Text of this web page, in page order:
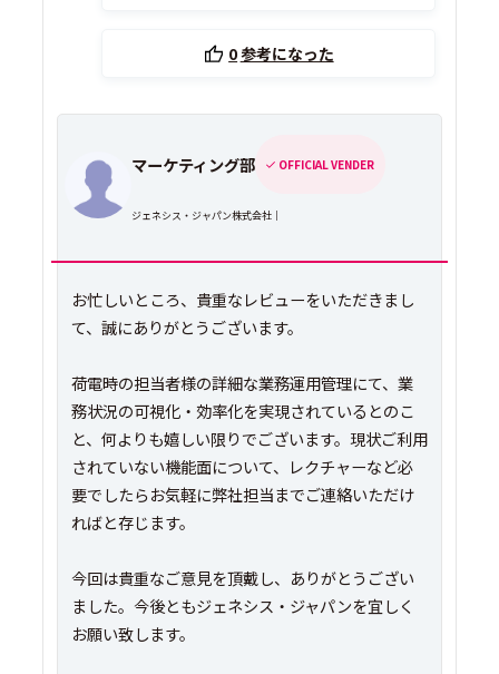
0参考になった
マーケティング部 OFFICIAL VENDER
ジェネシス・ジャパン株式会社｜
お忙しいところ、貴重なレビューをいただきまし
て、誠にありがとうございます。
荷電時の担当者様の詳細な業務運用管理にて、業
務状況の可視化・効率化を実現されているとのこ
と、何よりも嬉しい限りでございます。現状ご利用
されていない機能面について、レクチャーなど必
要でしたらお気軽に弊社担当までご連絡いただけ
ればと存じます。
今回は貴重なご意見を頂戴し、ありがとうござい
ました。今後ともジェネシス・ジャパンを宜しく